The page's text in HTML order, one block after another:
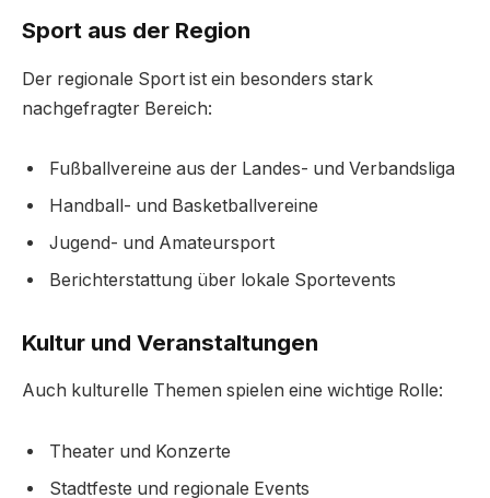
Sport aus der Region
Der regionale Sport ist ein besonders stark
nachgefragter Bereich:
Fußballvereine aus der Landes- und Verbandsliga
Handball- und Basketballvereine
Jugend- und Amateursport
Berichterstattung über lokale Sportevents
Kultur und Veranstaltungen
Auch kulturelle Themen spielen eine wichtige Rolle:
Theater und Konzerte
Stadtfeste und regionale Events